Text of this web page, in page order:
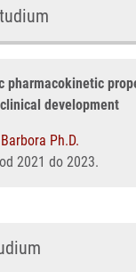
pharmacokinetic
development
Ph.D.
2021 do 2023.